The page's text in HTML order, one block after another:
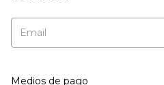
Medios de pago